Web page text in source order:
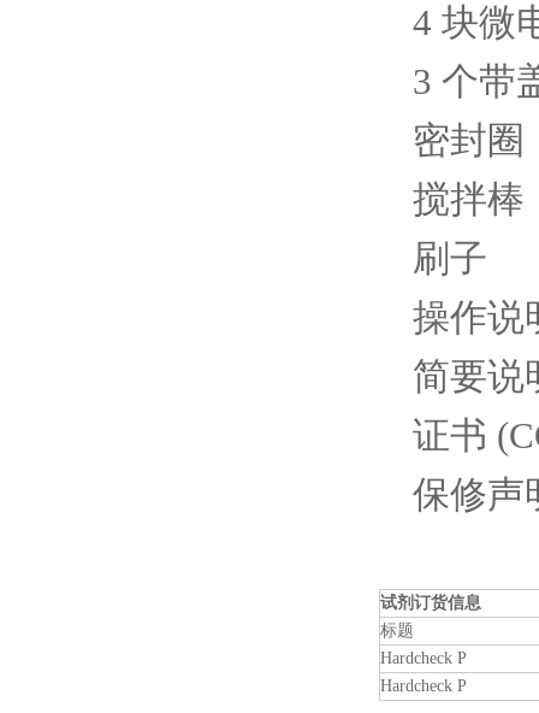
4 块微
3 个带
密封圈
搅拌棒
刷子
操作说
简要说
证书
保修声
试剂订货信息
标题
Hardcheck P
Hardcheck P